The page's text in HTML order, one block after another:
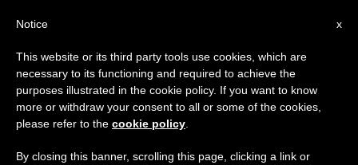
x
Notice
This website or its third party tools use cookies, which are
necessary to its functioning and required to achieve the
purposes illustrated in the cookie policy. If you want to know
more or withdraw your consent to all or some of the cookies,
please refer to the cookie policy
By closing this banner, scrolling this page, clicking a link or